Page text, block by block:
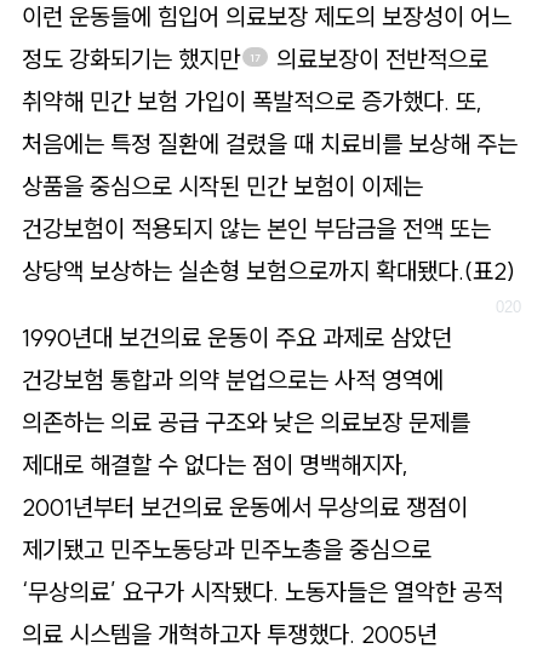
이런 운동들에 힘입어 의료보장 제도의 보장성이 어느
정도 강화되기는 했지만
17
의료보장이 전반적으로
취약해 민간 보험 가입이 폭발적으로 증가했다. 또,
처음에는 특정 질환에 걸렸을 때 치료비를 보상해 주는
상품을 중심으로 시작된 민간 보험이 이제는
건강보험이 적용되지 않는 본인 부담금을 전액 또는
상당액 보상하는 실손형 보험으로까지 확대됐다.(표2)
1990년대 보건의료 운동이 주요 과제로 삼았던
건강보험 통합과 의약 분업으로는 사적 영역에
의존하는 의료 공급 구조와 낮은 의료보장 문제를
제대로 해결할 수 없다는 점이 명백해지자,
2001년부터 보건의료 운동에서 무상의료 쟁점이
제기됐고 민주노동당과 민주노총을 중심으로
‘무상의료’ 요구가 시작됐다. 노동자들은 열악한 공적
의료 시스템을 개혁하고자 투쟁했다. 2005년